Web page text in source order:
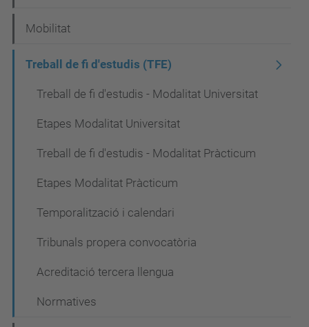
Mobilitat
Treball de fi d'estudis (TFE)
Treball de fi d'estudis - Modalitat Universitat
Etapes Modalitat Universitat
Treball de fi d'estudis - Modalitat Pràcticum
Etapes Modalitat Pràcticum
Temporalització i calendari
Tribunals propera convocatòria
Acreditació tercera llengua
Normatives